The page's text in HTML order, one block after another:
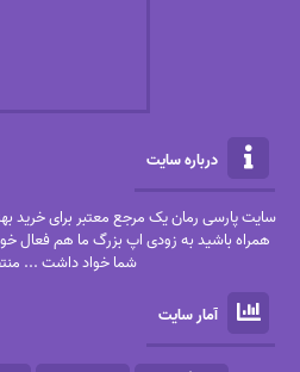
درباره سایت
سایت پارسی رمان یک مرجع معتبر برای خرید
همراه باشید به زودی اپ بزرگ ما هم فعال
شما خواد داشت ...
آمار سایت